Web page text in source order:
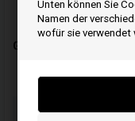
Unten können Sie
Namen der
wofür sie verwendet
Generator 12 V 3 A -
Bestellen